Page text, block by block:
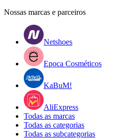
Nossas marcas e parceiros
Netshoes
Epoca Cosméticos
KaBuM!
AliExpress
Todas as marcas
Todas as categorias
Todas as subcategorias